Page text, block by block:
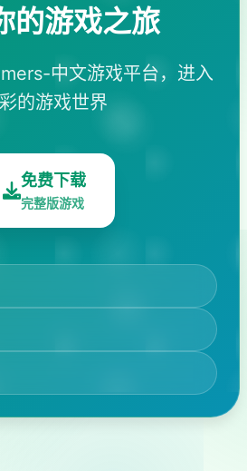
的游戏之旅
中文游戏平台，进入
的游戏世界
免费下载
完整版游戏